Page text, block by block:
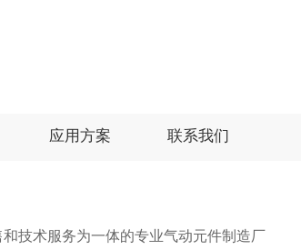
应用方案 联系我们
技术服务为一体的专业气动元件制造厂